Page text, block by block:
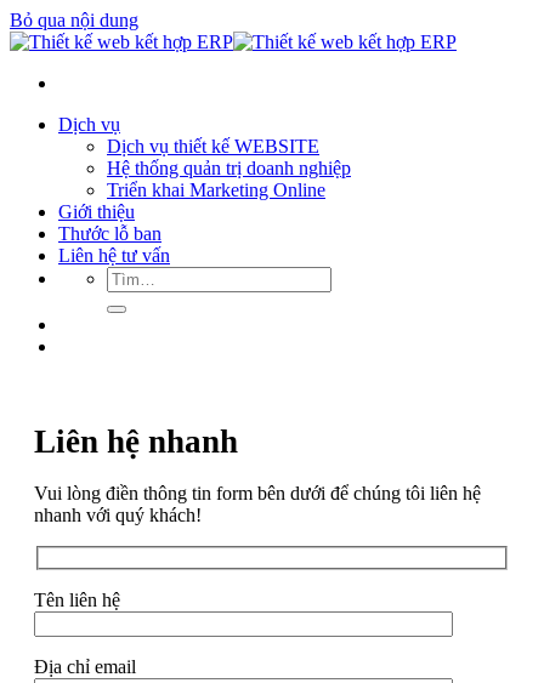
Bỏ qua nội dung
Dịch vụ
Dịch vụ thiết kế WEBSITE
Hệ thống quản trị doanh nghiệp
Triển khai Marketing Online
Giới thiệu
Thước lỗ ban
Liên hệ tư vấn
Liên hệ nhanh
Vui lòng điền thông tin form bên dưới để chúng tôi liên hệ
nhanh với quý khách!
Tên liên hệ
Địa chỉ email